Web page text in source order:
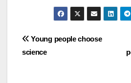
Young people choose
science